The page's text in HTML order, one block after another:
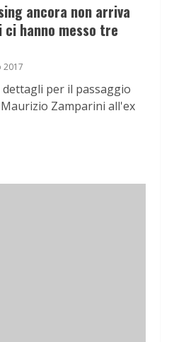
ancora non arriva
hanno messo tre
2017
per il passaggio
Zamparini all'ex